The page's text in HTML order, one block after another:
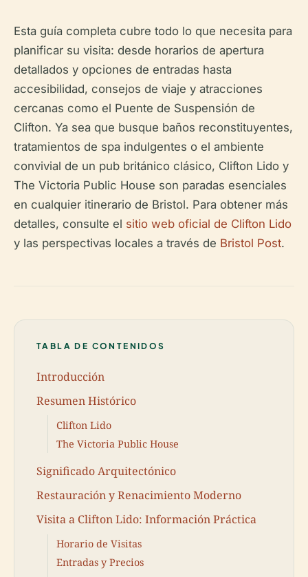
Esta guía completa cubre todo lo que necesita para
planificar su visita: desde horarios de apertura
detallados y opciones de entradas hasta
accesibilidad, consejos de viaje y atracciones
cercanas como el Puente de Suspensión de
Clifton. Ya sea que busque baños reconstituyentes,
tratamientos de spa indulgentes o el ambiente
convivial de un pub británico clásico, Clifton Lido y
The Victoria Public House son paradas esenciales
en cualquier itinerario de Bristol. Para obtener más
detalles, consulte el sitio web oficial de Clifton Lido
y las perspectivas locales a través de Bristol Post.
TABLA DE CONTENIDOS
Introducción
Resumen Histórico
Clifton Lido
The Victoria Public House
Significado Arquitectónico
Restauración y Renacimiento Moderno
Visita a Clifton Lido: Información Práctica
Horario de Visitas
Entradas y Precios